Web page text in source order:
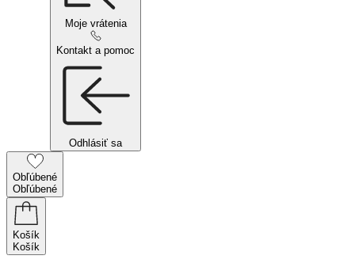
Moje vrátenia
Kontakt a pomoc
Odhlásiť sa
Obľúbené
Obľúbené
Košík
Košík